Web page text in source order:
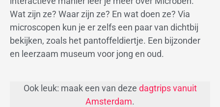
Wat zijn ze? Waar zijn ze? En wat doen ze? Via
microscopen kun je er zelfs een paar van dichtbij
bekijken, zoals het pantoffeldiertje. Een bijzonder
en leerzaam museum voor jong en oud.
Ook leuk: maak een van deze dagtrips vanuit
Amsterdam.